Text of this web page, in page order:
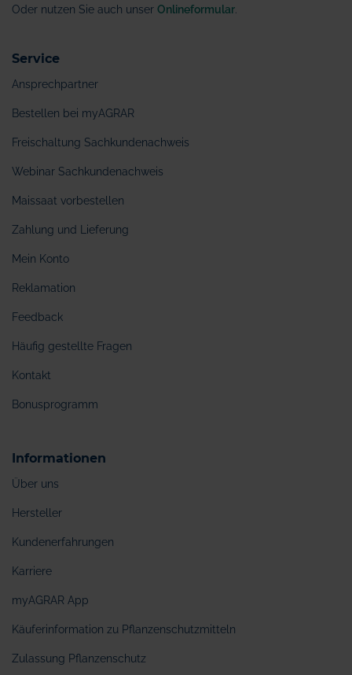
Oder nutzen Sie auch unser Onlineformular
Service
Ansprechpartner
Bestellen bei myAGRAR
Freischaltung Sachkundenachweis
Webinar Sachkundenachweis
Maissaat vorbestellen
Zahlung und Lieferung
Mein Konto
Reklamation
Feedback
Häufig gestellte Fragen
Kontakt
Bonusprogramm
Informationen
Über uns
Hersteller
Kundenerfahrungen
Karriere
myAGRAR App
Käuferinformation zu Pflanzenschutzmitteln
Zulassung Pflanzenschutz